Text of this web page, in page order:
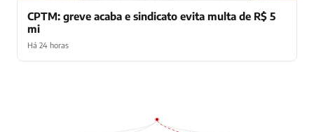
CPTM: greve acaba e sindicato evita multa de R$ 5
mi
Há 24 horas